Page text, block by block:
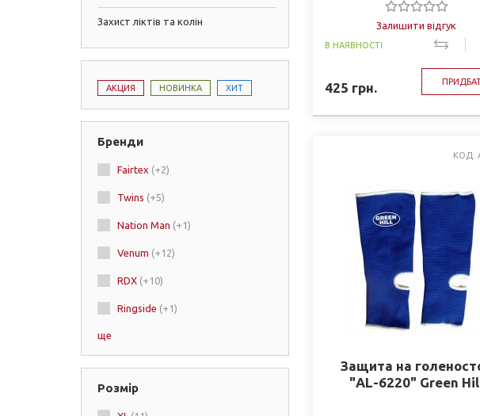
Захист ліктів та колін
АКЦИЯ НОВИНКА ХИТ
Бренди
Fairtex (+2)
Twins (+5)
Nation Man (+1)
Venum (+12)
RDX (+10)
Ringside (+1)
Zelart
ще
Розмір
Залишити відгук
В НАЯВНОСТІ
425 грн.
КОД:
Защита на
"AL-6220" Green